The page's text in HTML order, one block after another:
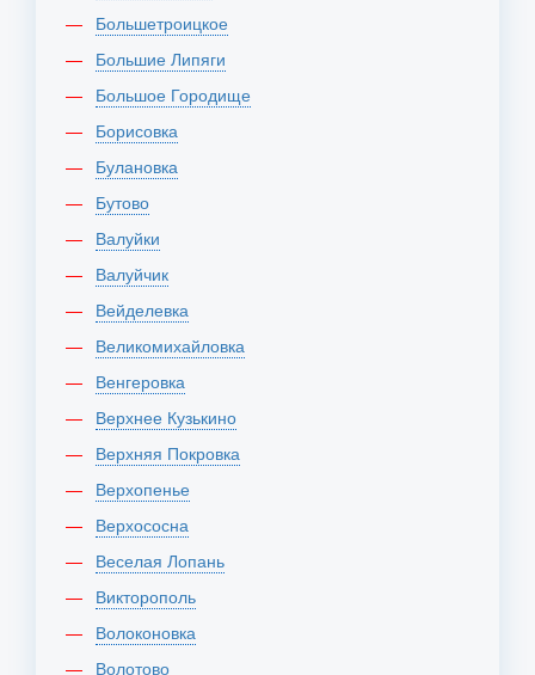
Большетроицкое
Большие Липяги
Большое Городище
Борисовка
Булановка
Бутово
Валуйки
Валуйчик
Вейделевка
Великомихайловка
Венгеровка
Верхнее Кузькино
Верхняя Покровка
Верхопенье
Верхососна
Веселая Лопань
Викторополь
Волоконовка
Волотово